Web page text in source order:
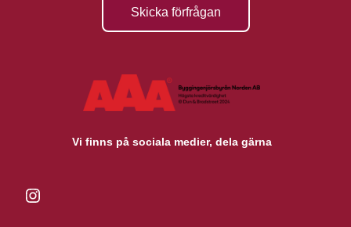
Skicka förfrågan
Vi finns på sociala medier, dela gärna
Instagram